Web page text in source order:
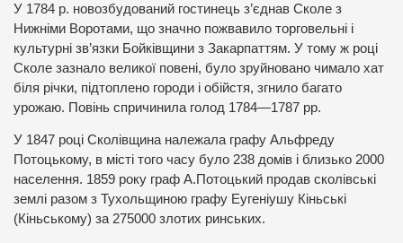
У 1784 р. новозбудований гостинець з’єднав Сколе з
Нижніми Воротами, що значно пожвавило торговельні і
культурні зв’язки Бойківщини з Закарпаттям. У тому ж році
Сколе зазнало великої повені, було зруйновано чимало хат
біля річки, підтоплено городи і обійстя, згнило багато
урожаю. Повінь спричинила голод 1784—1787 рр.
У 1847 році Сколівщина належала графу Альфреду
Потоцькому, в місті того часу було 238 домів і близько 2000
населення. 1859 року граф А.Потоцький продав сколівські
землі разом з Тухольщиною графу Еугеніушу Кіньські
(Кіньському) за 275000 злотих ринських.